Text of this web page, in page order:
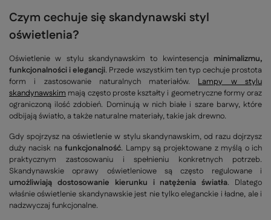
Czym cechuje się skandynawski styl
oświetlenia?
Oświetlenie w stylu skandynawskim to kwintesencja minimalizmu,
funkcjonalności i elegancji. Przede wszystkim ten typ cechuje prostota
form i zastosowanie naturalnych materiałów. Lampy w stylu
skandynawskim mają często proste kształty i geometryczne formy oraz
ograniczoną ilość zdobień. Dominują w nich białe i szare barwy, które
odbijają światło, a także naturalne materiały, takie jak drewno.
Gdy spojrzysz na oświetlenie w stylu skandynawskim, od razu dojrzysz
duży nacisk nafunkcjonalność. Lampy są projektowane z myślą o ich
praktycznym zastosowaniu i spełnieniu konkretnych potrzeb.
Skandynawskie oprawy oświetleniowe są często regulowane i
umożliwiają dostosowanie kierunku i natężenia światła. Dlatego
właśnie oświetlenie skandynawskie jest nie tylko eleganckie i ładne, ale i
nadzwyczaj funkcjonalne.